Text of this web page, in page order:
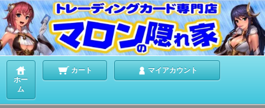
ホー
ム
カート マイアカウント